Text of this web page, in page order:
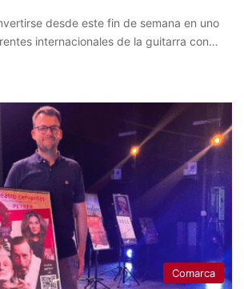
desde este fin de semana en uno
internacionales de la guitarra con…
Comarca